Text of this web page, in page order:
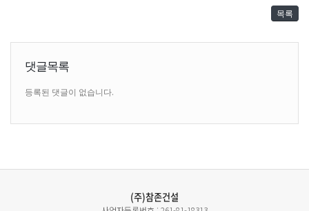
목록
댓글목록
등록된 댓글이 없습니다.
(주)참존건설